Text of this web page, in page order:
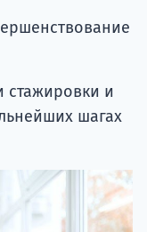
стажировки и
шагах